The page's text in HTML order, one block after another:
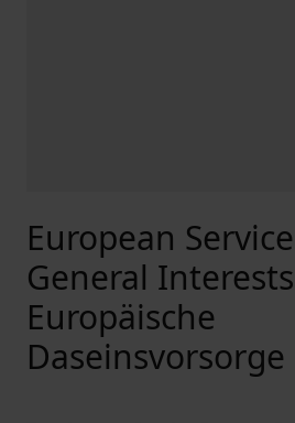
European
General
Europäische
Daseinsvorsorge